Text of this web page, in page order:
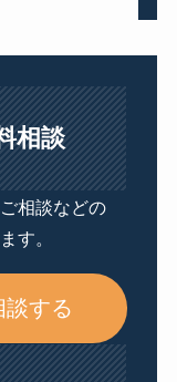
相談
相談などの
す。
する